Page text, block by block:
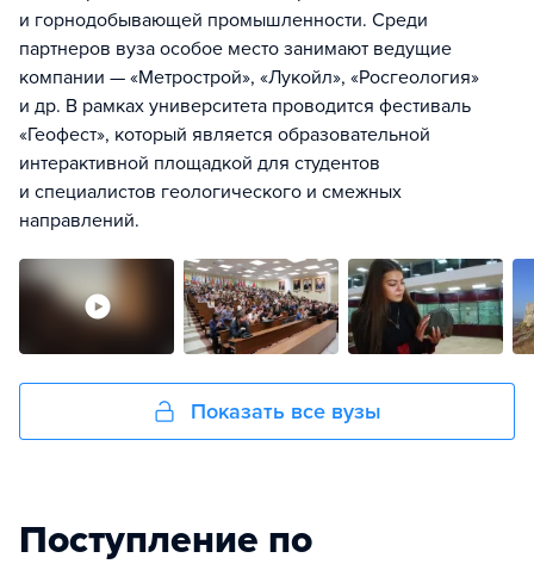
и горнодобывающей промышленности. Среди
партнеров вуза особое место занимают ведущие
компании — «Метрострой», «Лукойл», «Росгеология»
и др. В рамках университета проводится фестиваль
«Геофест», который является образовательной
интерактивной площадкой для студентов
и специалистов геологического и смежных
направлений.
Показать все вузы
Поступление по